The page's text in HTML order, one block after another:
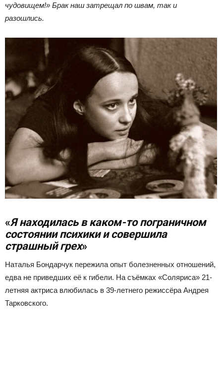
чудовищем!» Брак наш затрещал по швам, так и
разошлись.
«Я находилась в каком-то пограничном
состоянии психики и совершила
страшный грех»
Наталья Бондарчук пережила опыт болезненных отношений,
едва не приведших её к гибели. На съёмках «Соляриса» 21-
летняя актриса влюбилась в 39-летнего режиссёра Андрея
Тарковского.